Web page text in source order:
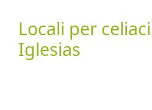
Locali per
Iglesias